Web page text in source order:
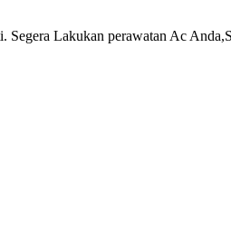
Lakukan perawatan Ac